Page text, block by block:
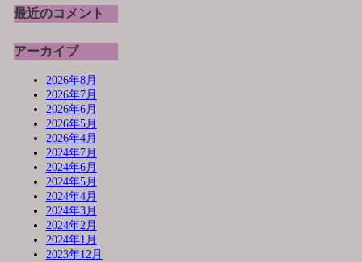
最近のコメント
アーカイブ
2026年8月
2026年7月
2026年6月
2026年5月
2026年4月
2024年7月
2024年6月
2024年5月
2024年4月
2024年3月
2024年2月
2024年1月
2023年12月